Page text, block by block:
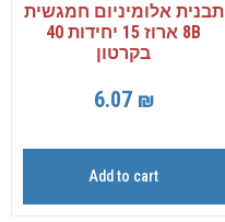
תבנית אלומיניום חמגשית
8B ארוז 15 יחידות 40
בקרטון
6.07 ₪
Add to cart